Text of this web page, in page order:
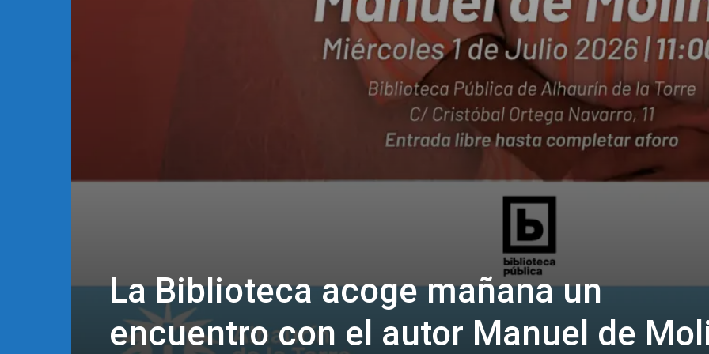
La Biblioteca acoge mañana un
encuentro con el autor Manuel de